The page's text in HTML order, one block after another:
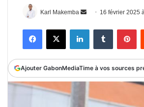
Karl Makemba
Envoyer
courriel
16 février 2025
FacebookX LinkedinTumblr
Ajouter GabonMediaTime à vos sources